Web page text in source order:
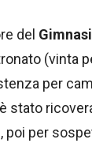
del
(vinta
per
stato
poi per